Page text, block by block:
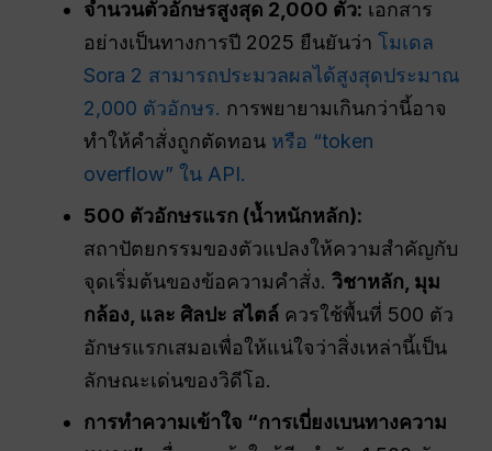
จำนวนตัวอักษรสูงสุด 2,000 ตัว: เอกสาร
อย่างเป็นทางการปี 2025 ยืนยันว่าโมเดล
Sora 2 สามารถประมวลผลได้สูงสุดประมาณ
2,000 ตัวอักษร. การพยายามเกินกว่านี้อาจ
ทำให้คำสั่งถูกตัดทอน หรือ “token
overflow” ใน API.
500 ตัวอักษรแรก (น้ำหนักหลัก):
สถาปัตยกรรมของตัวแปลงให้ความสำคัญกับ
จุดเริ่มต้นของข้อความคำสั่ง.วิชาหลัก, มุม
กล้อง, และ ศิลปะ สไตล์ ควรใช้พื้นที่ 500 ตัว
อักษรแรกเสมอเพื่อให้แน่ใจว่าสิ่งเหล่านี้เป็น
ลักษณะเด่นของวิดีโอ.
การทำความเข้าใจ “การเบี่ยงเบนทางความ